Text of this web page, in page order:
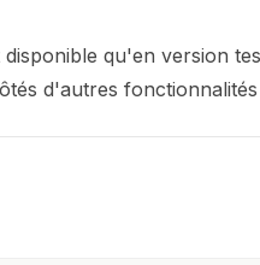
qu'en version
d'autres